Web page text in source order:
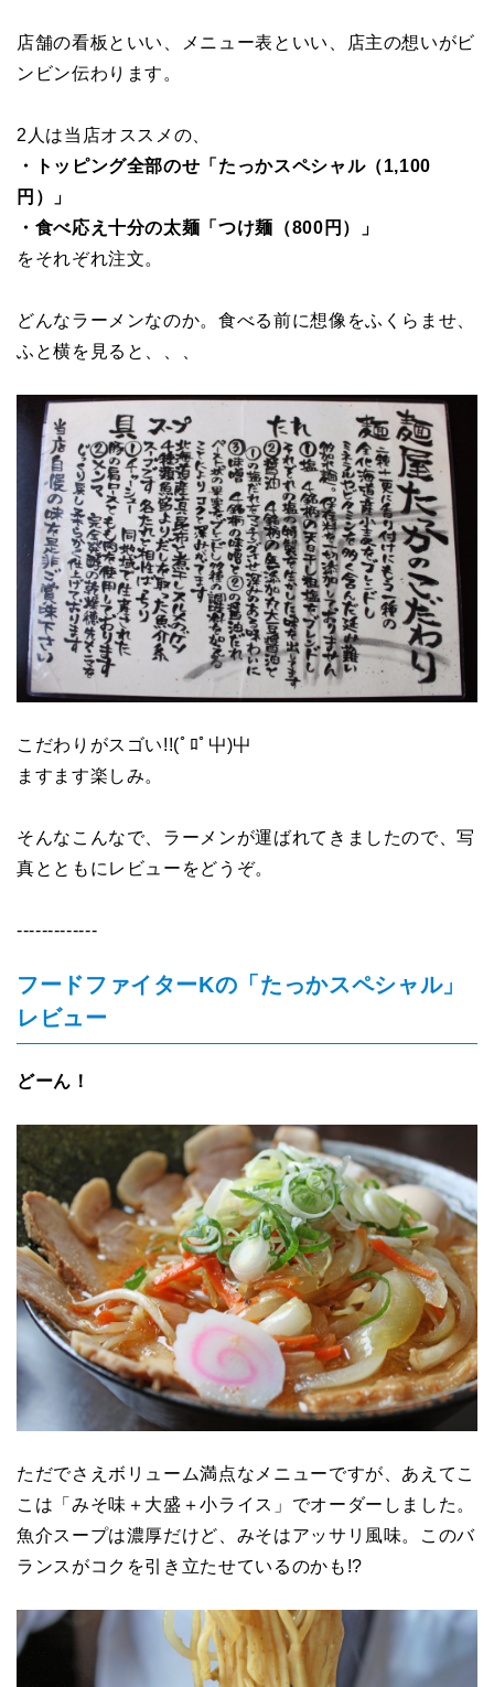
店舗の看板といい、メニュー表といい、店主の想いがビ
ンビン伝わります。
2人は当店オススメの、
・トッピング全部のせ「たっかスペシャル（1,100
円）」
・食べ応え十分の太麺「つけ麺（800円）」
をそれぞれ注文。
どんなラーメンなのか。食べる前に想像をふくらませ、
ふと横を見ると、、、
こだわりがスゴい!!(ﾟﾛﾟ屮)屮
ますます楽しみ。
そんなこんなで、ラーメンが運ばれてきましたので、写
真とともにレビューをどうぞ。
-------------
フードファイターKの「たっかスペシャル」
レビュー
どーん！
ただでさえボリューム満点なメニューですが、あえてこ
こは「みそ味＋大盛＋小ライス」でオーダーしました。
魚介スープは濃厚だけど、みそはアッサリ風味。このバ
ランスがコクを引き立たせているのかも!?